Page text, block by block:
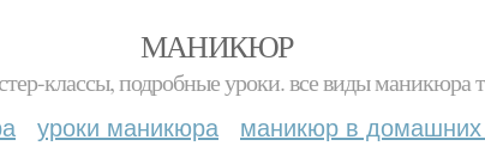
МАНИКЮР
классы, подробные уроки. все виды маникюра
уроки маникюра маникюр в домашних